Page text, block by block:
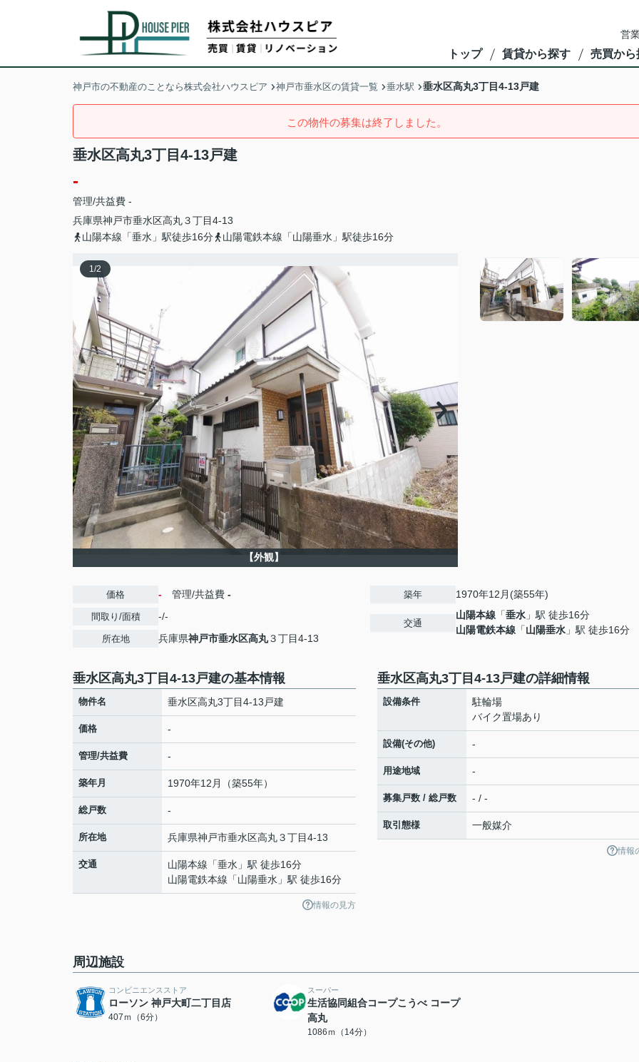
営
トップ 賃貸から探す 売買から
神戸市の不動産のことなら株式会社ハウスピア 神戸市垂水区の賃貸一覧 垂水駅 垂水区高丸3丁目4-13戸建
この物件の募集は終了しました。
垂水区高丸3丁目4-13戸建
-
管理/共益費 -
兵庫県神戸市垂水区高丸３丁目4-13
山陽本線「垂水」駅徒歩16分
山陽電鉄本線「山陽垂水」駅徒歩16分
1/2
【外観】
価格 - 管理/共益費 -
間取り/面積 -/-
所在地 兵庫県神戸市垂水区高丸３丁目4-13
築年 1970年12月(築55年)
交通
山陽本線 「垂水 」駅 徒歩16分
山陽電鉄本線 「山陽垂水 」駅 徒歩16分
垂水区高丸3丁目4-13戸建の基本情報
物件名 垂水区高丸3丁目4-13戸建
価格 -
管理/共益費 -
築年月 1970年12月（築55年）
総戸数 -
所在地 兵庫県神戸市垂水区高丸３丁目4-13
交通 山陽本線 「垂水 」駅 徒歩16分
山陽電鉄本線 「山陽垂水 」駅 徒歩16分
情報の見方
垂水区高丸3丁目4-13戸建の詳細情報
設備条件
駐輪場
バイク置場あり
設備(その他) -
用途地域 -
募集戸数 / 総戸数 - / -
取引態様 一般媒介
情報
周辺施設
コンビニエンスストア
ローソン 神戸大町二丁目店
407ｍ（6分）
スーパー
生活協同組合コープこうべ コープ
高丸
1086ｍ（14分）